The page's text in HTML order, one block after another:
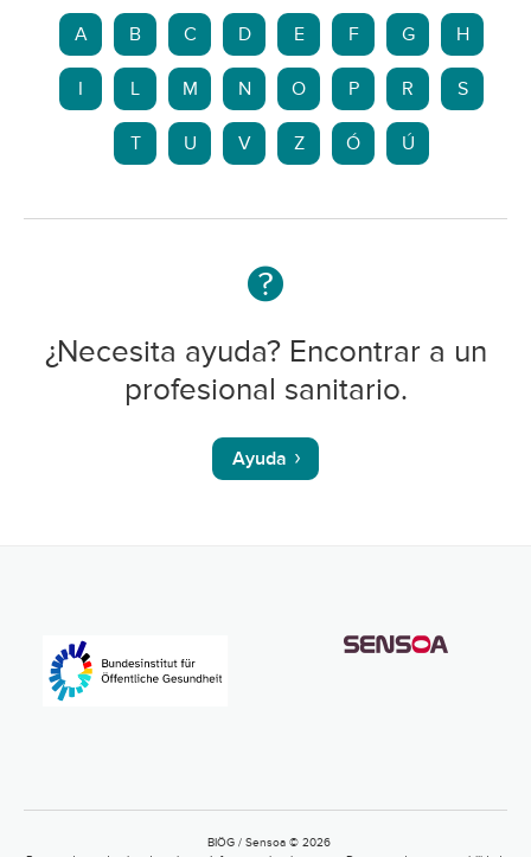
A B C D E F G H
I L M N O P R S
T U V Z Ó Ú
¿Necesita ayuda? Encontrar a un
profesional sanitario.
Ayuda
BIÖG / Sensoa © 2026